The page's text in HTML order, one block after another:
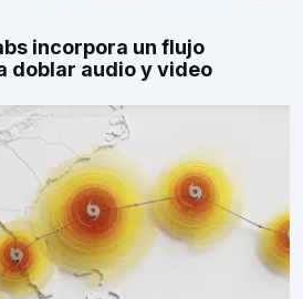
incorpora un flujo
doblar audio y video